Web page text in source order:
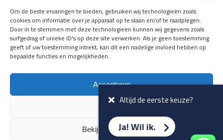
Om de beste ervaringen te bieden, gebruiken wij technologieën zoals
cookies om informatie over je apparaat op te slaan en/of te raadplegen.
Door in te stemmen met deze technologieën kunnen wij gegevens zoals
surfgedrag of unieke ID's op deze site verwerken. Als je geen toestemming
geeft of uw toestemming intrekt, kan dit een nadelige invloed hebben op
bepaalde functies en mogelijkheden.
Accepteren
Bekijk voorkeuren
vóórdat ze op de portals staan?
Registreer je hier.
E-mailadres *
Altijd de eerste keuze?
Ja! Wil ik.